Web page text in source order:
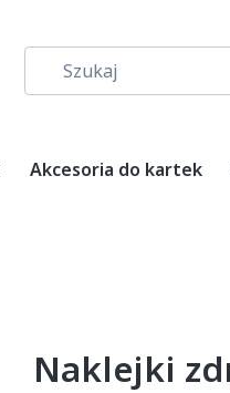
Akcesoria do kartek
Naklejki